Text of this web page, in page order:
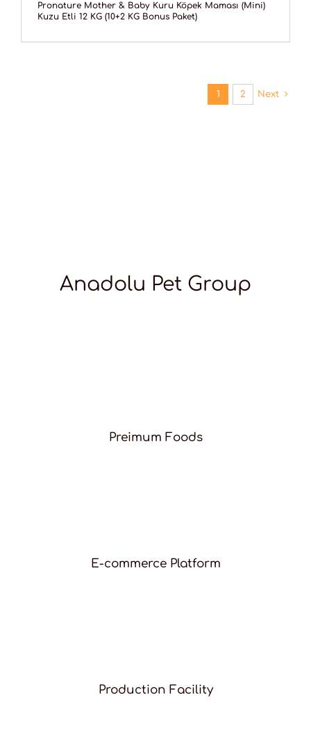
Pronature Mother & Baby Kuru Köpek Maması (Mini)
Kuzu Etli 12 KG (10+2 KG Bonus Paket)
1 2 Next
Anadolu Pet Group
Preimum Foods
E-commerce Platform
Production Facility